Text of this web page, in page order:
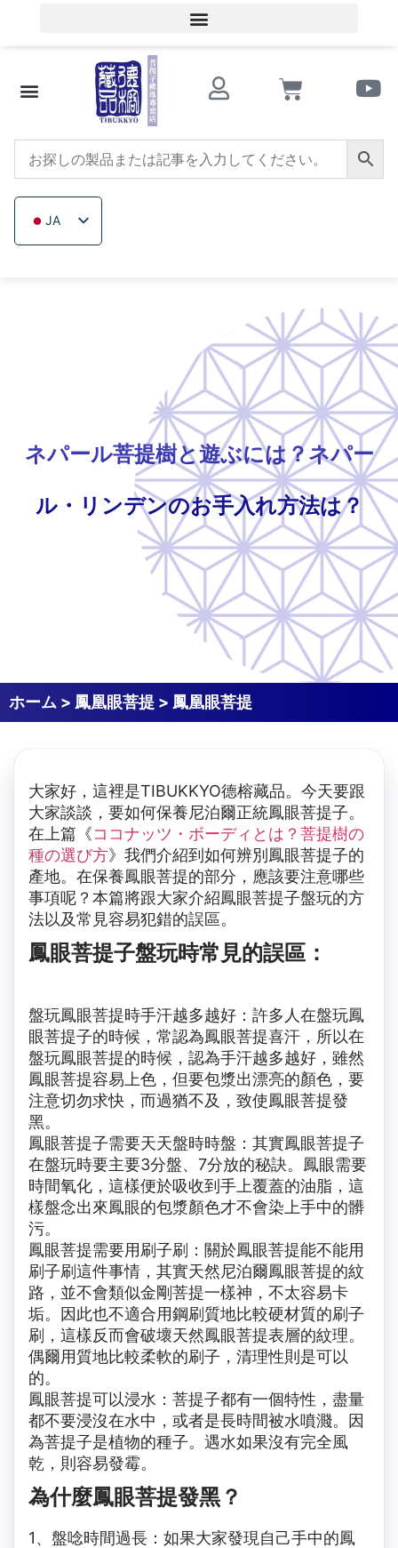
JA
ZH_TW
ネパール菩提樹と遊ぶには？ネパー
ル・リンデンのお手入れ方法は？
ホーム > 鳳凰眼菩提 > 鳳凰眼菩提
大家好，這裡是TIBUKKYO德榕藏品。今天要跟
大家談談，要如何保養尼泊爾正統鳳眼菩提子。
在上篇《ココナッツ・ボーディとは？菩提樹の
種の選び方》我們介紹到如何辨別鳳眼菩提子的
產地。在保養鳳眼菩提的部分，應該要注意哪些
事項呢？本篇將跟大家介紹鳳眼菩提子盤玩的方
法以及常見容易犯錯的誤區。
鳳眼菩提子盤玩時常見的誤區：
盤玩鳳眼菩提時手汗越多越好：許多人在盤玩鳳
眼菩提子的時候，常認為鳳眼菩提喜汗，所以在
盤玩鳳眼菩提的時候，認為手汗越多越好，雖然
鳳眼菩提容易上色，但要包漿出漂亮的顏色，要
注意切勿求快，而過猶不及，致使鳳眼菩提發
黑。
鳳眼菩提子需要天天盤時時盤：其實鳳眼菩提子
在盤玩時要主要3分盤、7分放的秘訣。鳳眼需要
時間氧化，這樣便於吸收到手上覆蓋的油脂，這
樣盤念出來鳳眼的包漿顏色才不會染上手中的髒
污。
鳳眼菩提需要用刷子刷：關於鳳眼菩提能不能用
刷子刷這件事情，其實天然尼泊爾鳳眼菩提的紋
路，並不會類似金剛菩提一樣神，不太容易卡
垢。因此也不適合用鋼刷質地比較硬材質的刷子
刷，這樣反而會破壞天然鳳眼菩提表層的紋理。
偶爾用質地比較柔軟的刷子，清理性則是可以
的。
鳳眼菩提可以浸水：菩提子都有一個特性，盡量
都不要浸沒在水中，或者是長時間被水噴濺。因
為菩提子是植物的種子。遇水如果沒有完全風
乾，則容易發霉。
為什麼鳳眼菩提發黑？
1、盤唸時間過長：如果大家發現自己手中的鳳